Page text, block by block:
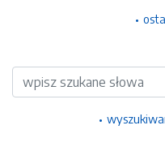
Wyszukiwarka